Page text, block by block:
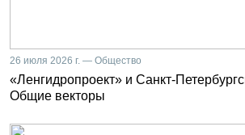
26 июля 2026 г. — Общество
«Ленгидропроект» и Санкт-
Общие векторы